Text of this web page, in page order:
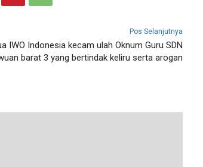
Pos Selanjutnya
IWO Indonesia kecam ulah Oknum Guru SDN
barat 3 yang bertindak keliru serta arogan